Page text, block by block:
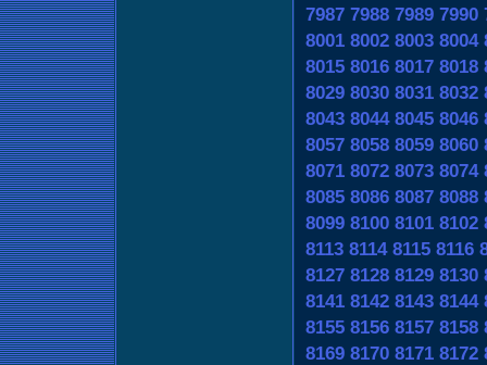
7987 7988 7989 7990
8001 8002 8003 8004
8015 8016 8017 8018
8029 8030 8031 8032
8043 8044 8045 8046
8057 8058 8059 8060
8071 8072 8073 8074
8085 8086 8087 8088
8099 8100 8101 8102
8113 8114 8115 8116
8127 8128 8129 8130
8141 8142 8143 8144
8155 8156 8157 8158
8169 8170 8171 8172